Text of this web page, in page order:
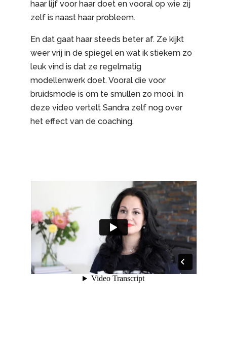
haar lijf voor haar doet en vooral op wie zij
zelf is naast haar probleem.
En dat gaat haar steeds beter af. Ze kijkt
weer vrij in de spiegel en wat ik stiekem zo
leuk vind is dat ze regelmatig
modellenwerk doet. Vooral die voor
bruidsmode is om te smullen zo mooi. In
deze video vertelt Sandra zelf nog over
het effect van de coaching.